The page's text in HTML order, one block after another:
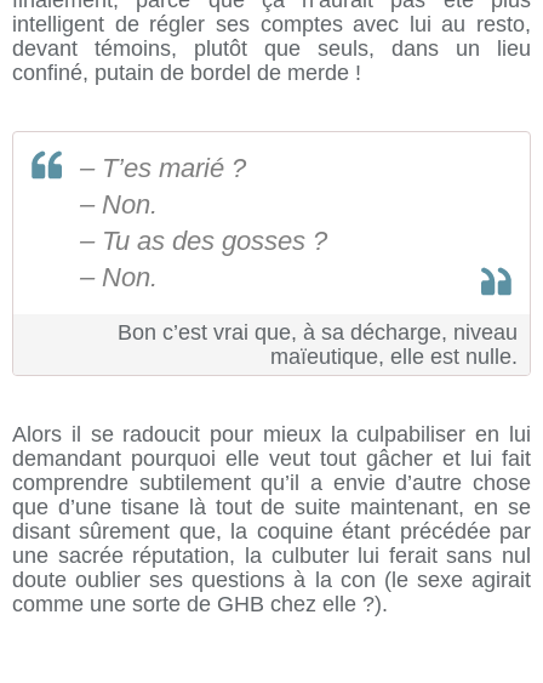
intelligent de régler ses comptes avec lui au resto,
devant témoins, plutôt que seuls, dans un lieu
confiné, putain de bordel de merde !
– T’es marié ?
– Non.
– Tu as des gosses ?
– Non.
Bon c’est vrai que, à sa décharge, niveau
maïeutique, elle est nulle.
Alors il se radoucit pour mieux la culpabiliser en lui
demandant pourquoi elle veut tout gâcher et lui fait
comprendre subtilement qu’il a envie d’autre chose
que d’une tisane là tout de suite maintenant, en se
disant sûrement que, la coquine étant précédée par
une sacrée réputation, la culbuter lui ferait sans nul
doute oublier ses questions à la con (le sexe agirait
comme une sorte de GHB chez elle ?).